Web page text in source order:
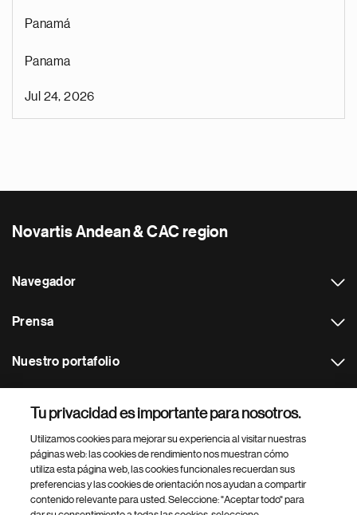
Panamá
Panama
Jul 24, 2026
Novartis Andean & CAC region
Navegador
Prensa
Nuestro portafolio
Footer Site Search
Tu privacidad es importante para nosotros.
Utilizamos cookies para mejorar su experiencia al visitar nuestras
páginas web: las cookies de rendimiento nos muestran cómo
utiliza esta página web, las cookies funcionales recuerdan sus
preferencias y las cookies de orientación nos ayudan a compartir
contenido relevante para usted. Seleccione: "Aceptar todo" para